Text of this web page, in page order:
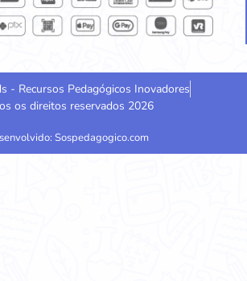
- Recursos Pedagógicos Inovadores
os direitos reservados 2026
Sospedagogico.com